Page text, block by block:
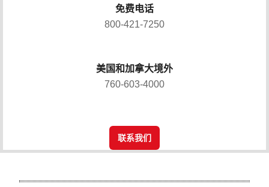
免费电话
800-421-7250
美国和加拿大境外
760-603-4000
联系我们